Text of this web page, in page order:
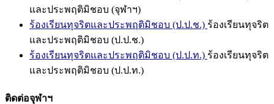
และประพฤติมิชอบ (จุฬาฯ)
ร้องเรียนทุจริตและประพฤติมิชอบ (ป.ป.ช.) ร้องเรียนทุจริต
และประพฤติมิชอบ (ป.ป.ช.)
ร้องเรียนทุจริตและประพฤติมิชอบ (ป.ป.ท.) ร้องเรียนทุจริต
และประพฤติมิชอบ (ป.ป.ท.)
ติดต่อจุฬาฯ